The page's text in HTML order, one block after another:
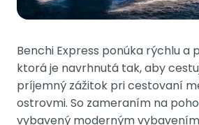
Benchi Express ponúka rýchlu a
ktorá je navrhnutá tak, aby
príjemný zážitok pri cestovaní
ostrovmi. So zameraním na
vybavený moderným